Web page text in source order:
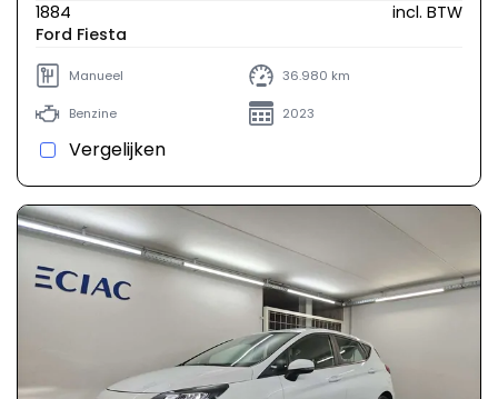
1884
incl. BTW
Ford Fiesta
Manueel 36.980 km
Benzine 2023
Vergelijken